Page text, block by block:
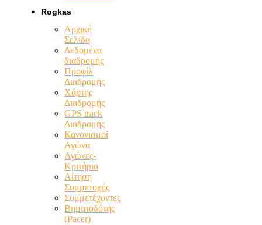
Rogkas
Αρχική
Σελίδα
Δεδομένα
διαδρομής
Προφίλ
Διαδρομής
Χάρτης
Διαδρομής
GPS track
Διαδρομής
Κανονισμοί
Αγώνα
Αγώνες-
Κριτήρια
Αίτηση
Συμμετοχής
Συμμετέχοντες
Βηματοδότης
(Pacer)